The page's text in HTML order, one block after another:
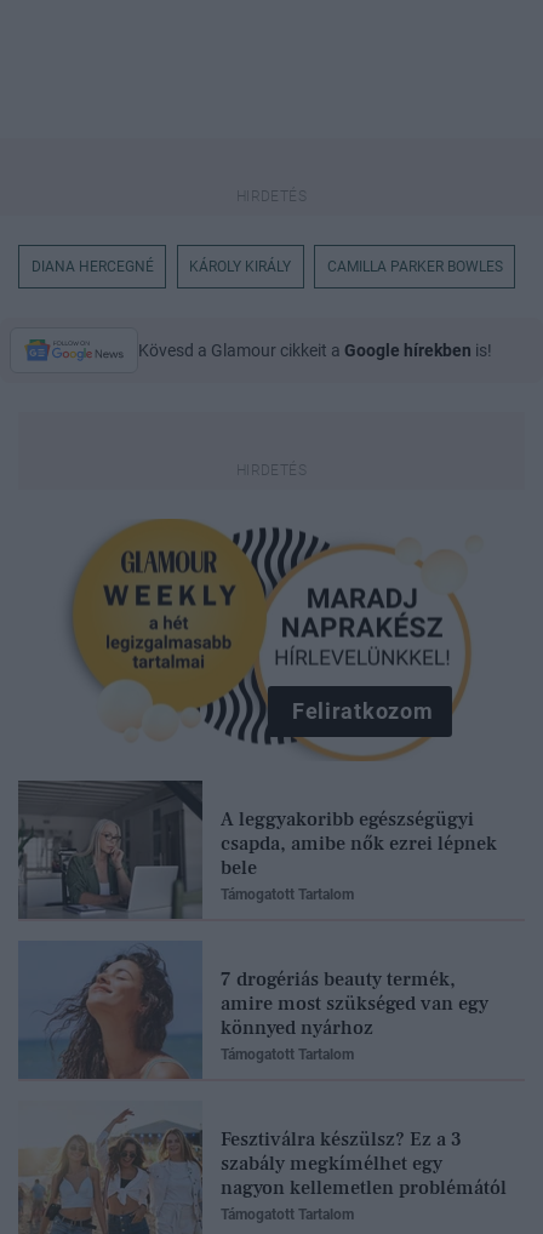
DIANA HERCEGNÉ KÁROLY KIRÁLY CAMILLA PARKER BOWLES
Kövesd a Glamour cikkeit a Google hírekben is!
Feliratkozom
A leggyakoribb egészségügyi
csapda, amibe nők ezrei lépnek
bele
Támogatott Tartalom
7 drogériás beauty termék,
amire most szükséged van egy
könnyed nyárhoz
Támogatott Tartalom
Fesztiválra készülsz? Ez a 3
szabály megkímélhet egy
nagyon kellemetlen problémától
Támogatott Tartalom